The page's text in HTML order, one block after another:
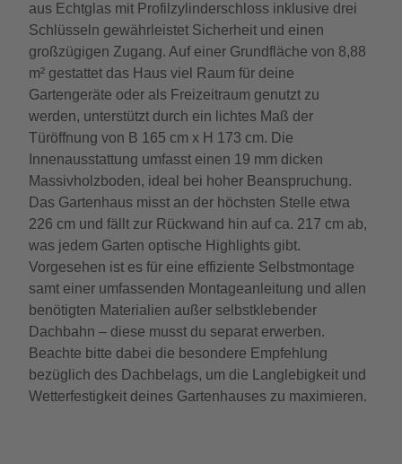
aus Echtglas mit Profilzylinderschloss inklusive drei
Schlüsseln gewährleistet Sicherheit und einen
großzügigen Zugang. Auf einer Grundfläche von 8,88
m² gestattet das Haus viel Raum für deine
Gartengeräte oder als Freizeitraum genutzt zu
werden, unterstützt durch ein lichtes Maß der
Türöffnung von B 165 cm x H 173 cm. Die
Innenausstattung umfasst einen 19 mm dicken
Massivholzboden, ideal bei hoher Beanspruchung.
Das Gartenhaus misst an der höchsten Stelle etwa
226 cm und fällt zur Rückwand hin auf ca. 217 cm ab,
was jedem Garten optische Highlights gibt.
Vorgesehen ist es für eine effiziente Selbstmontage
samt einer umfassenden Montageanleitung und allen
benötigten Materialien außer selbstklebender
Dachbahn – diese musst du separat erwerben.
Beachte bitte dabei die besondere Empfehlung
bezüglich des Dachbelags, um die Langlebigkeit und
Wetterfestigkeit deines Gartenhauses zu maximieren.